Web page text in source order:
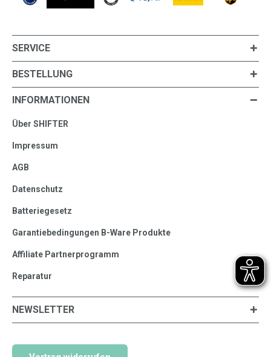
SERVICE
BESTELLUNG
INFORMATIONEN
Über SHIFTER
Impressum
AGB
Datenschutz
Batteriegesetz
Garantiebedingungen B-Ware Produkte
Affiliate Partnerprogramm
Reparatur
NEWSLETTER